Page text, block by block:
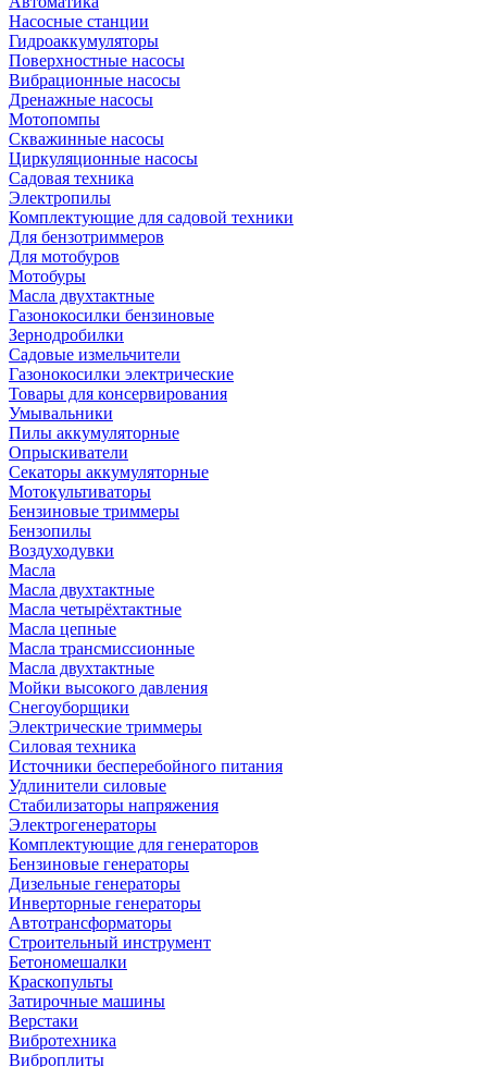
Насосные станции
Гидроаккумуляторы
Поверхностные насосы
Вибрационные насосы
Дренажные насосы
Мотопомпы
Скважинные насосы
Циркуляционные насосы
Садовая техника
Электропилы
Комплектующие для садовой техники
Для бензотриммеров
Для мотобуров
Мотобуры
Масла двухтактные
Газонокосилки бензиновые
Зернодробилки
Садовые измельчители
Газонокосилки электрические
Товары для консервирования
Умывальники
Пилы аккумуляторные
Опрыскиватели
Секаторы аккумуляторные
Мотокультиваторы
Бензиновые триммеры
Бензопилы
Воздуходувки
Масла
Масла двухтактные
Масла четырёхтактные
Масла цепные
Масла трансмиссионные
Масла двухтактные
Мойки высокого давления
Снегоуборщики
Электрические триммеры
Силовая техника
Источники бесперебойного питания
Удлинители силовые
Стабилизаторы напряжения
Электрогенераторы
Комплектующие для генераторов
Бензиновые генераторы
Дизельные генераторы
Инверторные генераторы
Автотрансформаторы
Строительный инструмент
Бетономешалки
Краскопульты
Затирочные машины
Верстаки
Вибротехника
Виброплиты